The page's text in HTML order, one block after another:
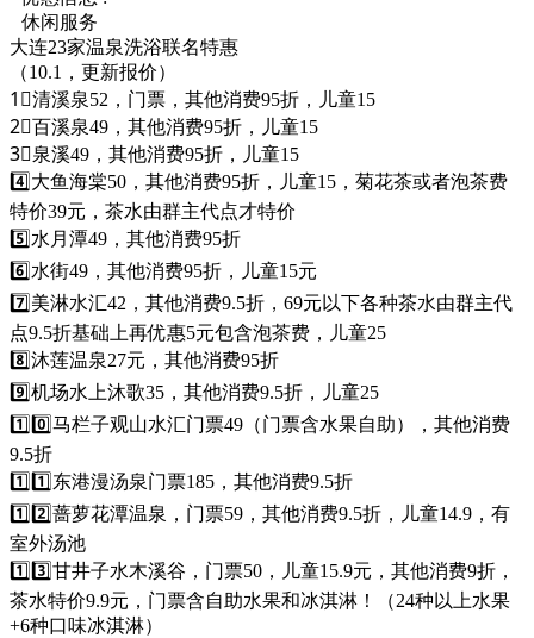
休闲服务
大连23家温泉洗浴联名特惠
（10.1，更新报价）
1⃣清溪泉52，门票，其他消费95折，儿童15
2⃣百溪泉49，其他消费95折，儿童15
3⃣泉溪49，其他消费95折，儿童15
4️⃣大鱼海棠50，其他消费95折，儿童15，菊花茶或者泡茶费
特价39元，茶水由群主代点才特价
5️⃣水月潭49，其他消费95折
6️⃣水街49，其他消费95折，儿童15元
7️⃣美淋水汇42，其他消费9.5折，69元以下各种茶水由群主代
点9.5折基础上再优惠5元包含泡茶费，儿童25
8️⃣沐莲温泉27元，其他消费95折
9️⃣机场水上沐歌35，其他消费9.5折，儿童25
1️⃣0️⃣马栏子观山水汇门票49（门票含水果自助），其他消费
9.5折
1️⃣1️⃣东港漫汤泉门票185，其他消费9.5折
1️⃣2️⃣蔷萝花潭温泉，门票59，其他消费9.5折，儿童14.9，有
室外汤池
1️⃣3️⃣甘井子水木溪谷，门票50，儿童15.9元，其他消费9折，
茶水特价9.9元，门票含自助水果和冰淇淋！（24种以上水果
+6种口味冰淇淋）